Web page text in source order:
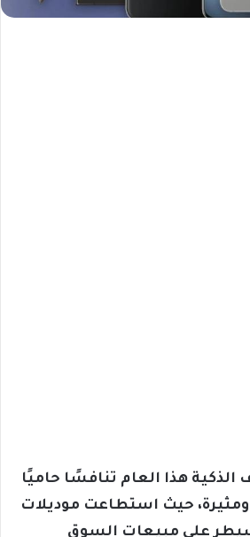
هذا العام تنافسًا حاميًا
حيث استطاعت موديلات
على مبيعات السوق